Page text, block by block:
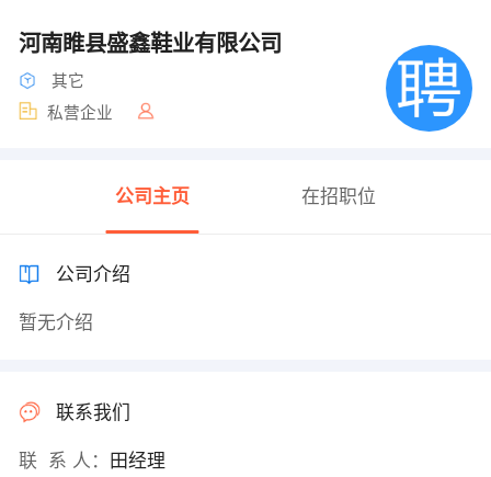
河南睢县盛鑫鞋业有限公司
其它
私营企业
公司主页 在招职位
公司介绍
暂无介绍
联系我们
联 系 人：
田经理